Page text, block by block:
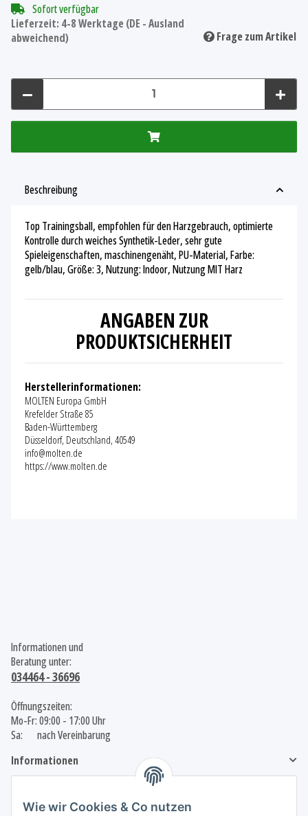
Wie wir Cookies & Co nutzen
Sofort verfügbar
Lieferzeit: 4-8 Werktage (DE - Ausland
abweichend)
Frage zum Artikel
Beschreibung
Top Trainingsball, empfohlen für den Harzgebrauch, optimierte
Kontrolle durch weiches Synthetik-Leder, sehr gute
Spieleigenschaften, maschinengenäht, PU-Material, Farbe:
gelb/blau, Größe: 3, Nutzung: Indoor, Nutzung MIT Harz
ANGABEN ZUR
PRODUKTSICHERHEIT
Herstellerinformationen:
MOLTEN Europa GmbH
Krefelder Straße 85
Baden-Württemberg
Düsseldorf, Deutschland, 40549
info@molten.de
https://www.molten.de
Informationen und
Beratung unter:
034464 - 36696
Öffnungszeiten:
Mo-Fr: 09:00 - 17:00 Uhr
Sa: nach Vereinbarung
Informationen